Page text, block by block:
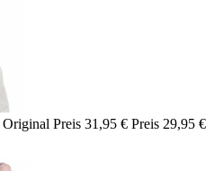
Original Preis 31,95 € Preis 29,95 €